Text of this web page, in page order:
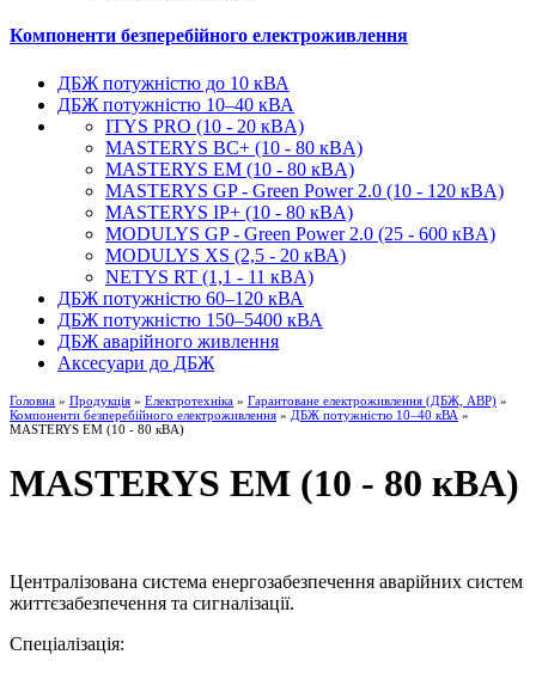
Компоненти безперебійного електроживлення
ДБЖ потужністю до 10 кВА
ДБЖ потужністю 10–40 кВА
ITYS PRO (10 - 20 кBA)
MASTERYS BC+ (10 - 80 кBA)
MASTERYS EM (10 - 80 кBA)
MASTERYS GP - Green Power 2.0 (10 - 120 кBA)
MASTERYS IP+ (10 - 80 кBA)
MODULYS GP - Green Power 2.0 (25 - 600 кBA)
MODULYS XS (2,5 - 20 кВА)
NETYS RT (1,1 - 11 кBA)
ДБЖ потужністю 60–120 кВА
ДБЖ потужністю 150–5400 кВА
ДБЖ аварійного живлення
Аксесуари до ДБЖ
Головна » Продукція » Електротехніка » Гарантоване електроживлення (ДБЖ, АВР) »
Компоненти безперебійного електроживлення » ДБЖ потужністю 10–40 кВА »
MASTERYS EM (10 - 80 кBA)
MASTERYS EM (10 - 80 кBA)
Централізована система енергозабезпечення аварійних систем
життєзабезпечення та сигналізації.
Спеціалізація: